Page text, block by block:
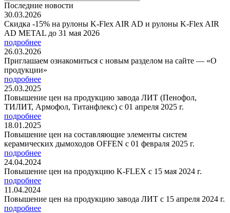
Последние новости
30.03.2026
Скидка -15% на рулоны K-Flex AIR AD и рулоны K-Flex AIR
AD METAL до 31 мая 2026
подробнее
26.03.2026
Приглашаем ознакомиться с новым разделом на сайте — «О
продукции»
подробнее
25.03.2025
Повышение цен на продукцию завода ЛИТ (Пенофол,
ТИЛИТ, Армофол, Титанфлекс) с 01 апреля 2025 г.
подробнее
18.01.2025
Повышение цен на составляющие элементы систем
керамических дымоходов OFFEN с 01 февраля 2025 г.
подробнее
24.04.2024
Повышение цен на продукцию K-FLEX с 15 мая 2024 г.
подробнее
11.04.2024
Повышение цен на продукцию завода ЛИТ с 15 апреля 2024 г.
подробнее